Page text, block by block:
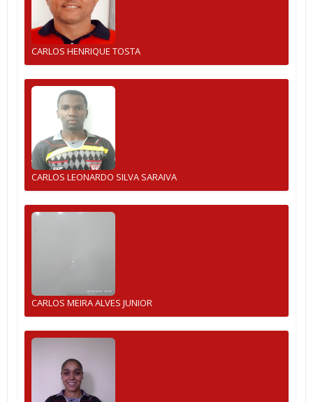
CARLOS HENRIQUE TOSTA
CARLOS LEONARDO SILVA SARAIVA
CARLOS MEIRA ALVES JUNIOR